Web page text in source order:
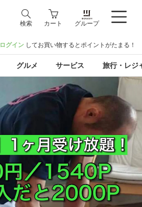
検索 カート グループ
ログイン してお買い物するとポイントがたまる！
グルメ サービス 旅行・レジ